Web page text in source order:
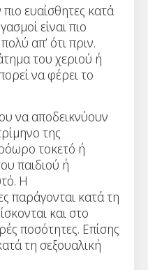
ευαίσθητες κατά
είναι πιο
απ’ ότι πριν.
του χεριού ή
να φέρει το
να αποδεικνύουν
της
τοκετό ή
παιδιού ή
Η
παράγονται κατά τη
και στο
ποσότητες. Επίσης
τη σεξουαλική